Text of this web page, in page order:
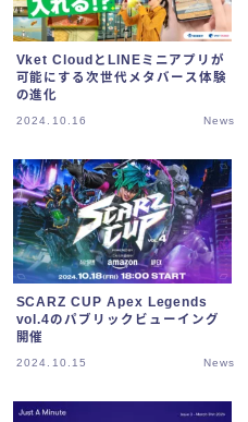
Vket CloudとLINEミニアプリが
可能にする次世代メタバース体験
の進化
2024.10.16 News
SCARZ CUP Apex Legends
vol.4のパブリックビューイング
開催
2024.10.15 News